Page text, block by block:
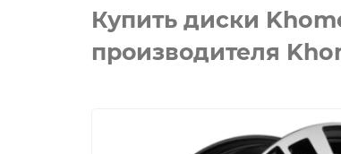
Купить диски
производителя